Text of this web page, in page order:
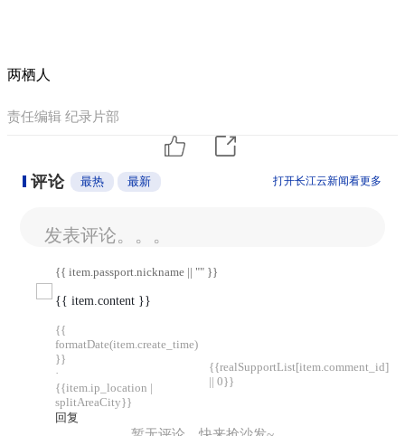
两栖人
责任编辑 纪录片部
评论 最热 最新 打开长江云新闻看更多
发表评论。。。
{{ item.passport.nickname || "" }}
{{ item.content }}
{{
formatDate(item.create_time)
}}
·
{{item.ip_location |
splitAreaCity}}
回复
{{realSupportList[item.comment_id]
|| 0}}